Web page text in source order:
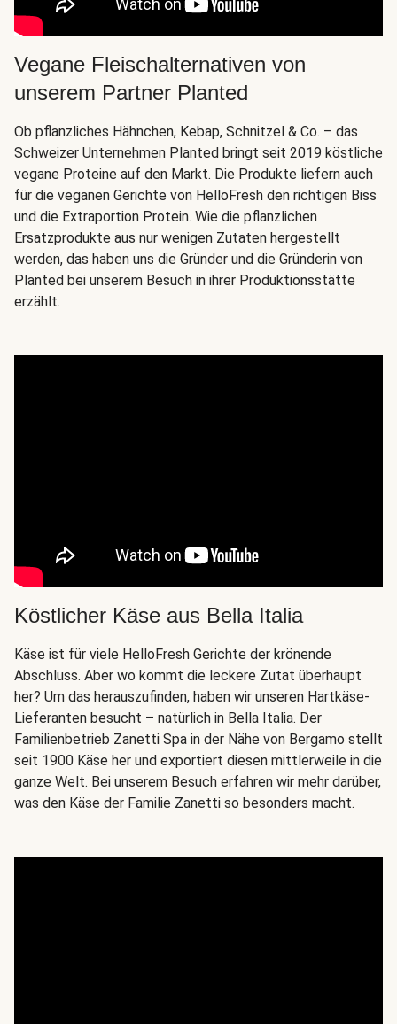
Vegane Fleischalternativen von
unserem Partner Planted
Ob pflanzliches Hähnchen, Kebap, Schnitzel & Co. – das
Schweizer Unternehmen Planted bringt seit 2019 köstliche
vegane Proteine auf den Markt. Die Produkte liefern auch
für die veganen Gerichte von HelloFresh den richtigen Biss
und die Extraportion Protein. Wie die pflanzlichen
Ersatzprodukte aus nur wenigen Zutaten hergestellt
werden, das haben uns die Gründer und die Gründerin von
Planted bei unserem Besuch in ihrer Produktionsstätte
erzählt.
Köstlicher Käse aus Bella Italia
Käse ist für viele HelloFresh Gerichte der krönende
Abschluss. Aber wo kommt die leckere Zutat überhaupt
her? Um das herauszufinden, haben wir unseren Hartkäse-
Lieferanten besucht – natürlich in Bella Italia. Der
Familienbetrieb Zanetti Spa in der Nähe von Bergamo stellt
seit 1900 Käse her und exportiert diesen mittlerweile in die
ganze Welt. Bei unserem Besuch erfahren wir mehr darüber,
was den Käse der Familie Zanetti so besonders macht.